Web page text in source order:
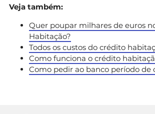
Veja também:
Quer poupar milhares de euros
Habitação?
Todos os custos do crédito
Como funciona o crédito
Como pedir ao banco período de